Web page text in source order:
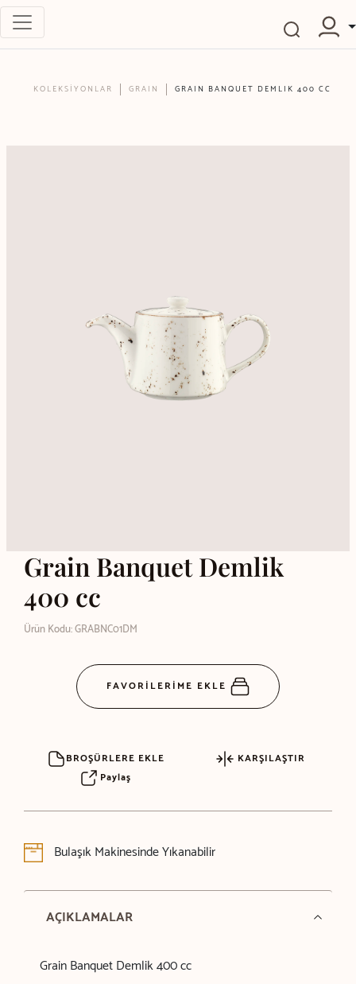
KOLEKSİYONLAR GRAIN GRAIN BANQUET DEMLIK 400 CC
Grain Banquet Demlik
400 cc
Ürün Kodu: GRABNC01DM
FAVORİLERİME EKLE
BROŞÜRLERE EKLE
KARŞILAŞTIR
Paylaş
Bulaşık Makinesinde Yıkanabilir
AÇIKLAMALAR
Grain Banquet Demlik 400 cc